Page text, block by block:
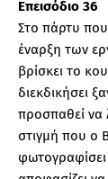
Επεισόδιο 36
Στο πάρτυ
έναρξη των
βρίσκει το
διεκδικήσει
προσπαθεί να
στιγμή που ο
φωτογραφίσει